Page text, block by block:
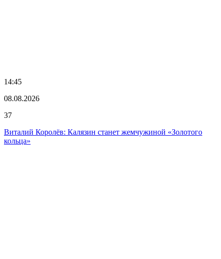
14:45
08.08.2026
37
Виталий Королёв: Калязин станет жемчужиной «Золотого
кольца»